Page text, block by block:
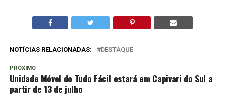
NOTÍCIAS RELACIONADAS: DESTAQUE
PRÓXIMO
Unidade Móvel do Tudo Fácil estará em Capivari do Sul a
partir de 13 de julho